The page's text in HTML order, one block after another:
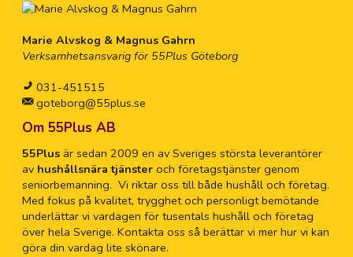
Marie Alvskog & Magnus Gahrn
Verksamhetsansvarig för 55Plus Göteborg
031-451515
goteborg@55plus.se
Om 55Plus AB
55Plusär sedan 2009 en av Sveriges största leverantörer
av hushållsnära tjänsteroch företagstjänster genom
seniorbemanning. Vi riktar oss till både hushåll och företag.
Med fokus på kvalitet, trygghet och personligt bemötande
underlättar vi vardagen för tusentals hushåll och företag
över hela Sverige. Kontakta oss så berättar vi mer hur vi kan
göra din vardag lite skönare.